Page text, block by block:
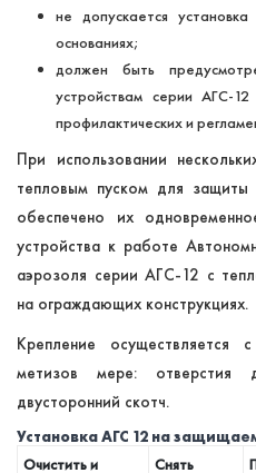
не допускается
основаниях;
должен быть
устройствам серии АГС-
профилактических и
При использовании
тепловым пуском для
обеспечено их
устройства к работе
аэрозоля серии АГС-12 с
на ограждающих конструкциях.
Крепление
метизов мере:
двусторонний скотч.
Установка АГС 12 на
Очистить и
Снять